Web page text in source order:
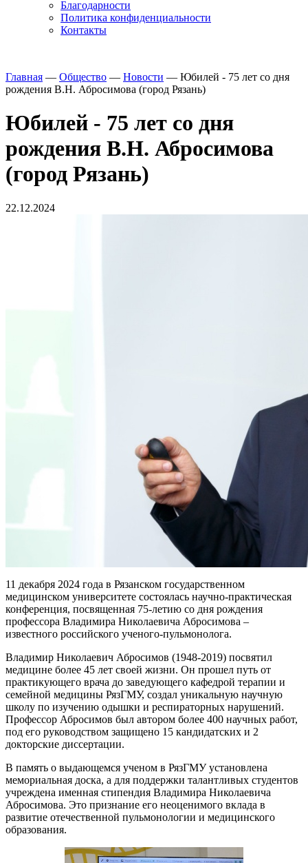
Благодарности
Политика конфиденциальности
Контакты
Главная — Общество — Новости — Юбилей - 75 лет со дня
рождения В.Н. Абросимова (город Рязань)
Юбилей - 75 лет со дня
рождения В.Н. Абросимова
(город Рязань)
22.12.2024
11 декабря 2024 года в Рязанском государственном
медицинском университете состоялась научно-практическая
конференция, посвященная 75-летию со дня рождения
профессора Владимира Николаевича Абросимова –
известного российского ученого-пульмонолога.
Владимир Николаевич Абросимов (1948-2019) посвятил
медицине более 45 лет своей жизни. Он прошел путь от
практикующего врача до заведующего кафедрой терапии и
семейной медицины РязГМУ, создал уникальную научную
школу по изучению одышки и респираторных нарушений.
Профессор Абросимов был автором более 400 научных работ,
под его руководством защищено 15 кандидатских и 2
докторские диссертации.
В память о выдающемся ученом в РязГМУ установлена
мемориальная доска, а для поддержки талантливых студентов
учреждена именная стипендия Владимира Николаевича
Абросимова. Это признание его неоценимого вклада в
развитие отечественной пульмонологии и медицинского
образования.